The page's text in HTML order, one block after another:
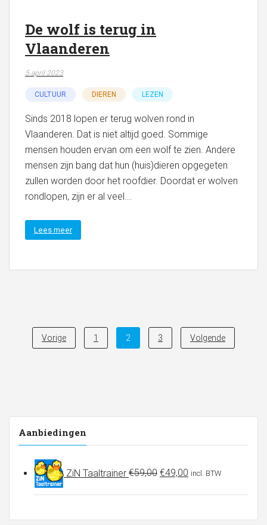
De wolf is terug in
Vlaanderen
5 april 2023
CULTUUR DIEREN LEZEN
Sinds 2018 lopen er terug wolven rond in
Vlaanderen. Dat is niet altijd goed. Sommige
mensen houden ervan om een wolf te zien. Andere
mensen zijn bang dat hun (huis)dieren opgegeten
zullen worden door het roofdier. Doordat er wolven
rondlopen, zijn er al veel...
Lees meer
Posts
navigation
Vorige 1 2 3 Volgende
Aanbiedingen
ZiN Taaltrainer €59,00
was:
€49,00
is:
incl. BTW